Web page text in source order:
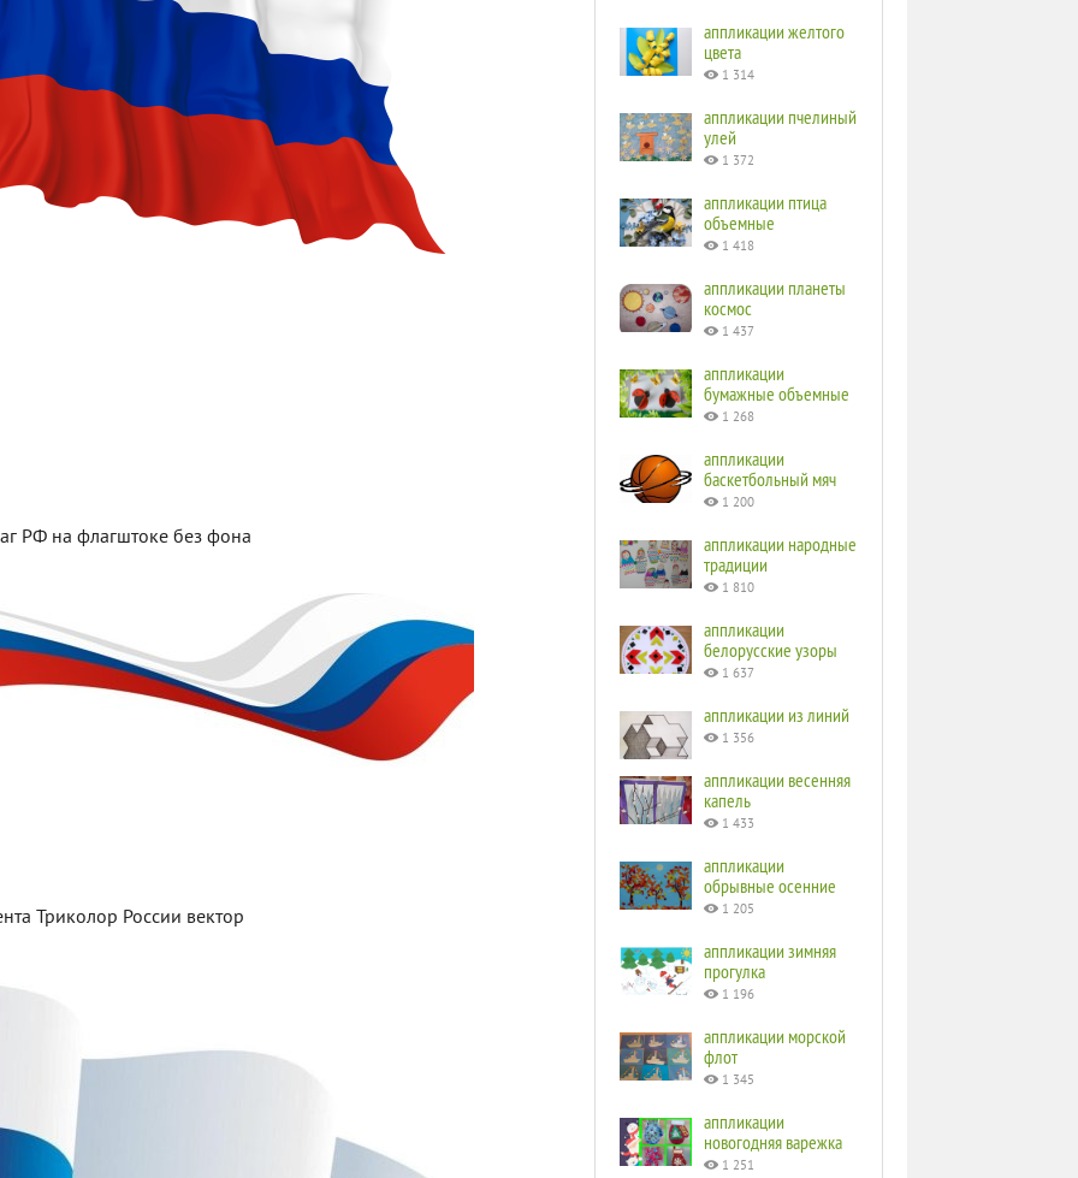
РФ на флагштоке без фона
Триколор России вектор
аппликации желтого
цвета
1 314
аппликации пчелиный
улей
1 372
аппликации птица
объемные
1 418
аппликации планеты
космос
1 437
аппликации
бумажные объемные
1 268
аппликации
баскетбольный мяч
1 200
аппликации народные
традиции
1 810
аппликации
белорусские узоры
1 637
аппликации из линий
1 356
аппликации весенняя
капель
1 433
аппликации
обрывные осенние
1 205
аппликации зимняя
прогулка
1 196
аппликации морской
флот
1 345
аппликации
новогодняя варежка
1 251